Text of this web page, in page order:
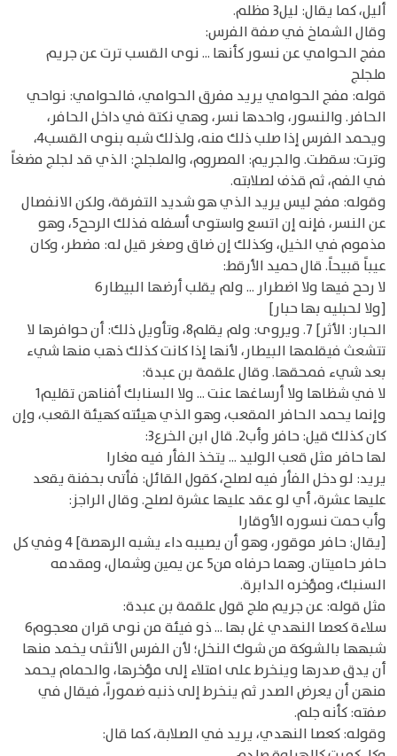
أليل، كما يقال: ليل3 مظلم.
وقال الشماخ في صفة الفرس:
مفج الحوامي عن نسور كأنها ... نوى القسب ترت عن جريم
ملجلج
قوله: مفج الحوامي يريد مفرق الحوامي، فالحوامي: نواحي
الحافر. والنسور، واحدها نسر، وهي نكتة في داخل الحافر،
ويحمد الفرس إذا صلب ذلك منه، ولذلك شبه بنوى القسب4،
وترت: سقطت. والجريم: المصروم، والملجلج: الذي قد لجلج مضغاً
في الفم، ثم قذف لصلابته.
وقوله: مفج ليس يريد الذي هو شديد التفرقة، ولكن الانفصال
عن النسر، فإنه إن اتسع واستوى أسفله فذلك الرحح5، وهو
مذموم في الخيل، وكذلك إن ضاق وصغر قيل له: مضطر، وكان
عيباً قبيحاً. قال حميد الأرقط:
لا رحح فيها ولا اضطرار ... ولم يقلب أرضها البيطار6
[ولا لحبليه بها حبار]
الحبار: الأثر] 7. ويروى: ولم يقلم8، وتأويل ذلك: أن حوافرها لا
تتشعث فيقلمها البيطار، لأنها إذا كانت كذلك ذهب منها شيء
بعد شيء فمحقها. وقال علقمة بن عبدة:
لا في شظاها ولا أرساغها عنت ... ولا السنابك أفناهن تقليم1
وإنما يحمد الحافر المقعب، وهو الذي هيئته كهيئة القعب، وإن
كان كذلك قيل: حافر وأب2. قال ابن الخرع3:
لها حافر مثل قعب الوليد ... يتخذ الفأر فيه مغارا
يريد: لو دخل الفأر فيه لصلح، كقول القائل: فأتى بحفنة يقعد
عليها عشرة، أي لو عقد عليها عشرة لصلح. وقال الراجز:
وأب حمت نسوره الأوقارا
[يقال: حافر موقور، وهو أن يصيبه داء يشبه الرهصة] 4 وفي كل
حافر حاميتان. وهما حرفاه من5 عن يمين وشمال، ومقدمه
السنبك، ومؤخره الدابرة.
مثل قوله: عن جريم ملج قول علقمة بن عبدة:
سلاءة كعصا النهدي غل بها ... ذو فيئة من نوى قران معجوم6
شبهها بالشوكة من شوك النخل؛ لأن الفرس الأنثى يخمد منها
أن يدق صدرها وينخرط على امتلاء إلى مؤخرها، والحمام يحمد
منهن أن يعرض الصدر ثم ينخرط إلى ذنبه ضموراً، فيقال في
صفته: كأنه جلم.
وقوله: كعصا النهدي، يريد في الصلابة، كما قال: